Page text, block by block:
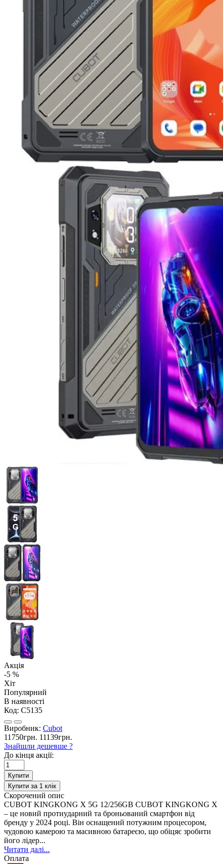
Акція
-5 %
Хіт
Популярний
В наявності
Код: C5135
Виробник: Cubot
11750грн. 11139грн.
Знайшли дешевше ?
До кінця акції:
Купити
Купити за 1 клiк
Скорочений опис
CUBOT KINGKONG X 5G 12/256GB CUBOT KINGKONG X
– це новий протиударний та броньований смартфон від
бренду у 2024 році. Він оснащений потужним процесором,
чудовою камерою та масивною батареєю, що обіцяє зробити
його лідер...
Читати далі...
Оплата